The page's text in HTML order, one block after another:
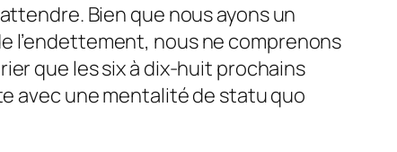
Bien que nous ayons un
l’endettement, nous ne comprenons
que les six à dix-huit prochains
avec une mentalité de statu quo